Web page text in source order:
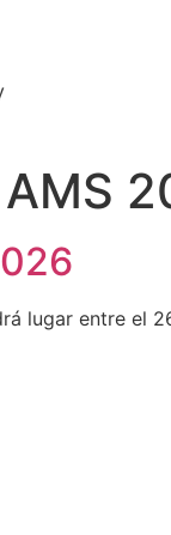
lugar entre el